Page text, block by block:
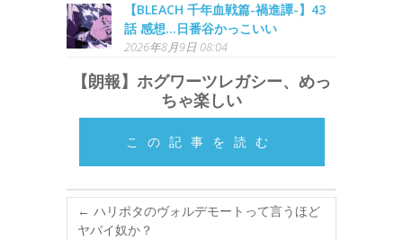
【BLEACH 千年血戦篇-禍進譚-】43
話 感想...日番谷かっこいい
2026年8月9日 08:04
【朗報】ホグワーツレガシー、めっ
ちゃ楽しい
この記事を読む
← ハリポタのヴォルデモートって言うほど
ヤバイ奴か？